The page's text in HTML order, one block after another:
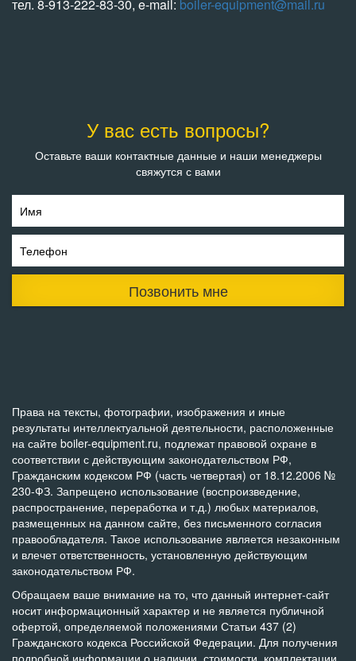
тел. 8-913-222-83-30, e-mail: boiler-equipment@mail.ru
У вас есть вопросы?
Оставьте ваши контактные данные и наши менеджеры
свяжутся с вами
Имя
Телефон
Позвонить мне
Права на тексты, фотографии, изображения и иные
результаты интеллектуальной деятельности, расположенные
на сайте boiler-equipment.ru, подлежат правовой охране в
соответствии с действующим законодательством РФ,
Гражданским кодексом РФ (часть четвертая) от 18.12.2006 №
230-ФЗ. Запрещено использование (воспроизведение,
распространение, переработка и т.д.) любых материалов,
размещенных на данном сайте, без письменного согласия
правообладателя. Такое использование является незаконным
и влечет ответственность, установленную действующим
законодательством РФ.
Обращаем ваше внимание на то, что данный интернет-сайт
носит информационный характер и не является публичной
офертой, определяемой положениями Статьи 437 (2)
Гражданского кодекса Российской Федерации. Для получения
подробной информации о наличии, стоимости, комплектации